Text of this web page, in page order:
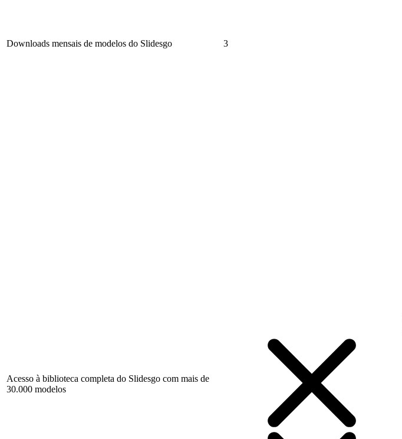
Downloads mensais de modelos do Slidesgo 3
Acesso à biblioteca completa do Slidesgo com mais de
30.000 modelos